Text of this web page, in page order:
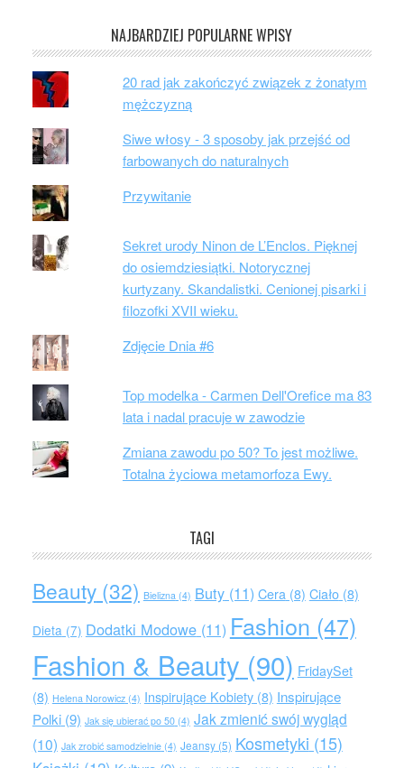
NAJBARDZIEJ POPULARNE WPISY
20 rad jak zakończyć związek z żonatym
mężczyzną
Siwe włosy - 3 sposoby jak przejść od
farbowanych do naturalnych
Przywitanie
Sekret urody Ninon de L’Enclos. Pięknej
do osiemdziesiątki. Notorycznej
kurtyzany. Skandalistki. Cenionej pisarki i
filozofki XVII wieku.
Zdjęcie Dnia #6
Top modelka - Carmen Dell'Orefice ma 83
lata i nadal pracuje w zawodzie
Zmiana zawodu po 50? To jest możliwe.
Totalna życiowa metamorfoza Ewy.
TAGI
Beauty(32) Bielizna(4) Buty(11) Cera(8) Ciało(8)
Dieta(7) Dodatki Modowe(11) Fashion (47)
Fashion & Beauty (90) FridaySet
(8) Helena Norowicz(4) Inspirujące Kobiety(8) Inspirujące
Polki(9) Jak się ubierać po 50(4) Jak zmienić swój wygląd
(10) Jak zrobić samodzielnie(4) Jeansy(5) Kosmetyki (15)